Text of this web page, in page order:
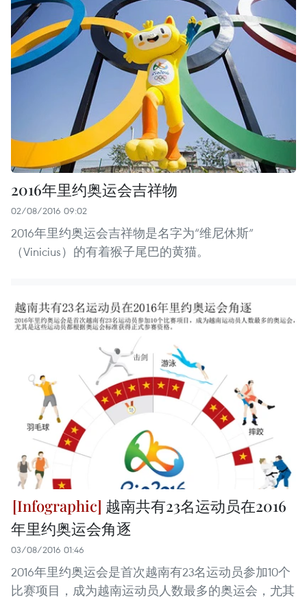
2016年里约奥运会吉祥物
02/08/2016 09:02
2016年里约奥运会吉祥物是名字为“维尼休斯”
（Vinicius）的有着猴子尾巴的黄猫。
越南共有23名运动员在2016
年里约奥运会角逐
03/08/2016 01:46
2016年里约奥运会是首次越南有23名运动员参加10个
比赛项目，成为越南运动员人数最多的奥运会，尤其